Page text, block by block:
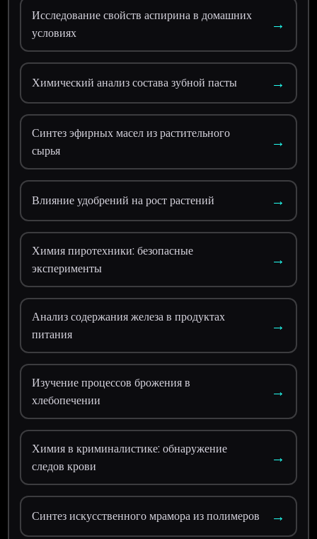
Исследование свойств аспирина в домашних
условиях
→
Химический анализ состава зубной пасты →
Синтез эфирных масел из растительного
сырья
→
Влияние удобрений на рост растений →
Химия пиротехники: безопасные
эксперименты
→
Анализ содержания железа в продуктах
питания
→
Изучение процессов брожения в
хлебопечении
→
Химия в криминалистике: обнаружение
следов крови
→
Синтез искусственного мрамора из полимеров →